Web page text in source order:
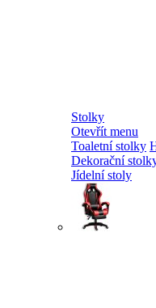
Stolky
Otevřít menu
Toaletní stolky
Dekorační
Jídelní stoly